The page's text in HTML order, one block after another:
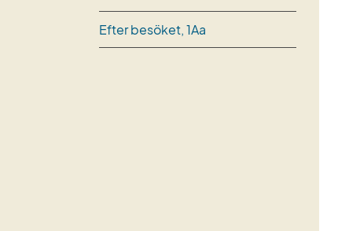
Efter besöket, 1Aa